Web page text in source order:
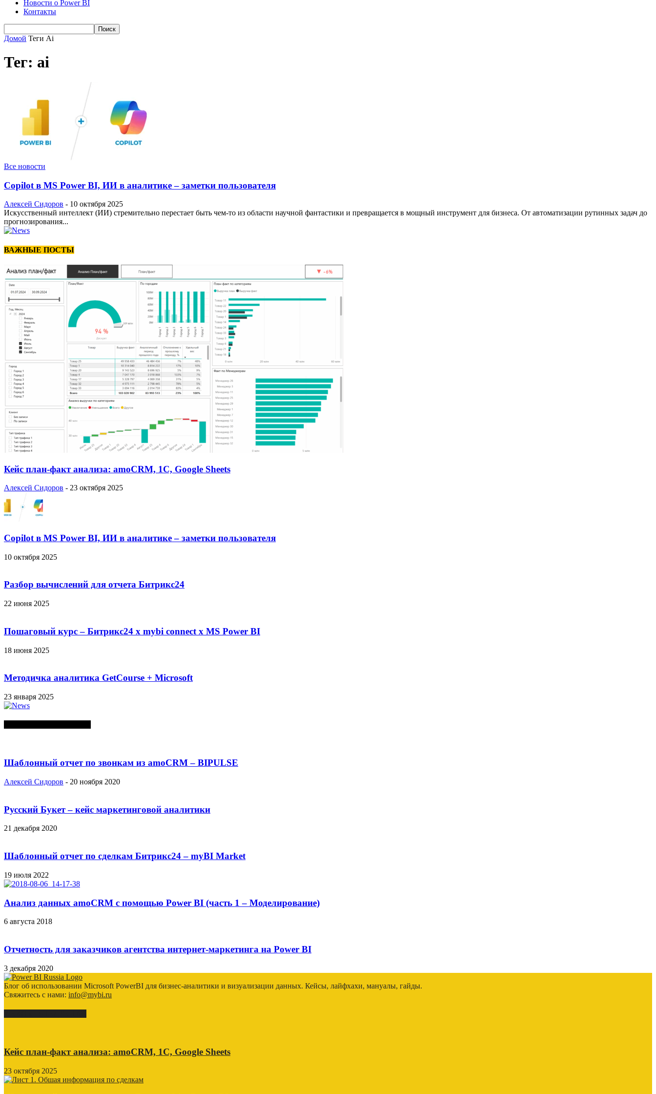
Новости о Power BI
Контакты
Домой Теги Ai
Тег: ai
Все новости
Copilot в MS Power BI, ИИ в аналитике – заметки пользователя
Алексей Сидоров - 10 октября 2025
Искусственный интеллект (ИИ) стремительно перестает быть чем-то из области научной фантастики и превращается в мощный инструмент для бизнеса. От автоматизации рутинных задач до
прогнозирования...
ВАЖНЫЕ ПОСТЫ
Кейс план-факт анализа: amoCRM, 1C, Google Sheets
Алексей Сидоров - 23 октября 2025
Copilot в MS Power BI, ИИ в аналитике – заметки пользователя
10 октября 2025
Разбор вычислений для отчета Битрикс24
22 июня 2025
Пошаговый курс – Битрикс24 х mybi connect х MS Power BI
18 июня 2025
Методичка аналитика GetCourse + Microsoft
23 января 2025
Шаблонный отчет по звонкам из amoCRM – BIPULSE
Алексей Сидоров - 20 ноября 2020
Русский Букет – кейс маркетинговой аналитики
21 декабря 2020
Шаблонный отчет по сделкам Битрикс24 – myBI Market
19 июля 2022
Анализ данных amoCRM с помощью Power BI (часть 1 – Моделирование)
6 августа 2018
Отчетность для заказчиков агентства интернет-маркетинга на Power BI
3 декабря 2020
Блог об использовании Microsoft PowerBI для бизнес-аналитики и визуализации данных. Кейсы, лайфхахи, мануалы, гайды.
Свяжитесь с нами: info@mybi.ru
Кейс план-факт анализа: amoCRM, 1C, Google Sheets
23 октября 2025